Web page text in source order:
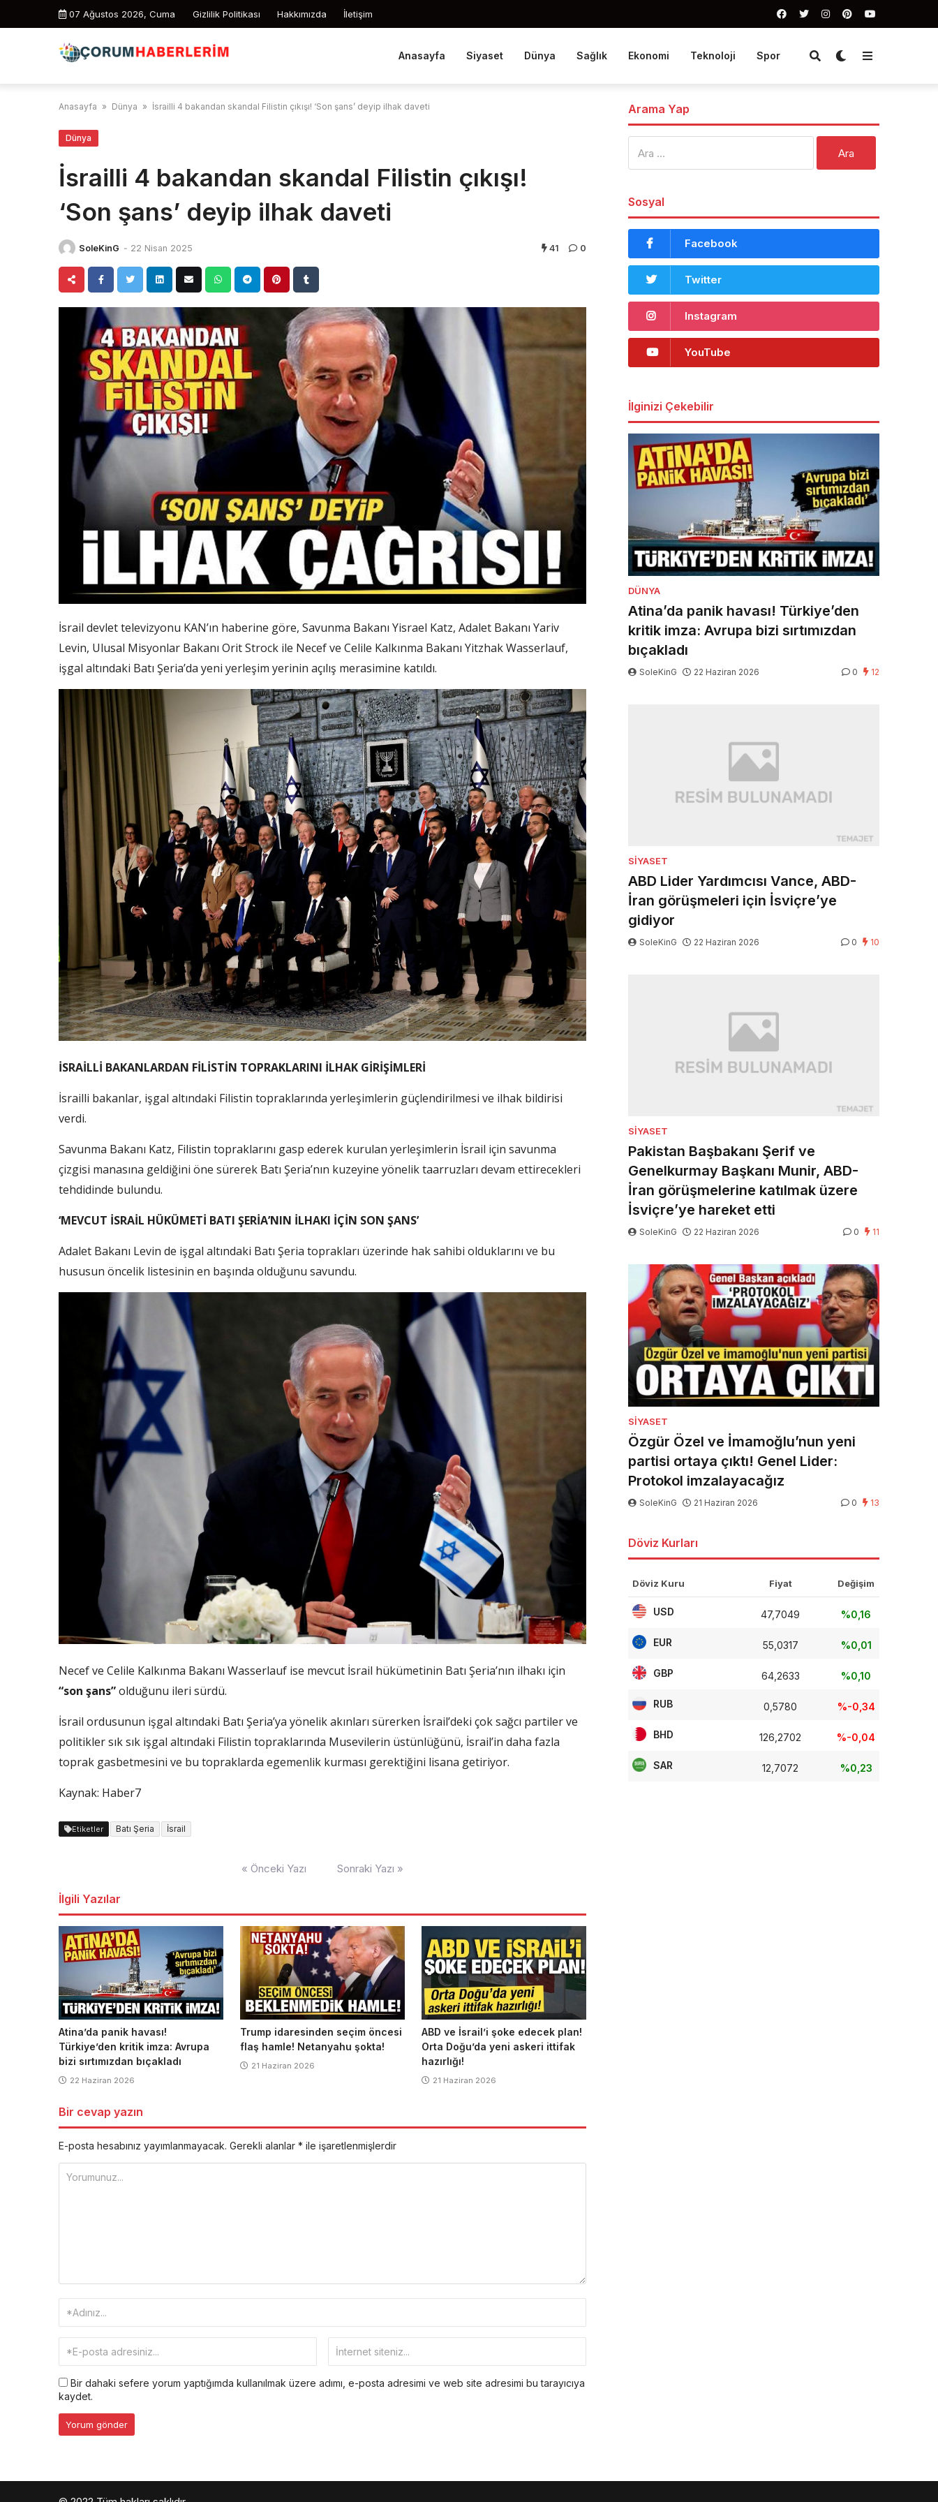
07 Ağustos 2026, Cuma Gizlilik Politikası Hakkımızda İletişim
Anasayfa Siyaset Dünya Sağlık Ekonomi Teknoloji Spor
Anasayfa » Dünya » İsrailli 4 bakandan skandal Filistin çıkışı! ‘Son şans’ deyip ilhak daveti
Dünya
İsrailli 4 bakandan skandal Filistin çıkışı!
‘Son şans’ deyip ilhak daveti
SoleKinG - 22 Nisan 2025 41 0
İsrail devlet televizyonu KAN’ın haberine göre, Savunma Bakanı Yisrael Katz, Adalet Bakanı Yariv
Levin, Ulusal Misyonlar Bakanı Orit Strock ile Necef ve Celile Kalkınma Bakanı Yitzhak Wasserlauf,
işgal altındaki Batı Şeria’da yeni yerleşim yerinin açılış merasimine katıldı.
İSRAİLLİ BAKANLARDAN FİLİSTİN TOPRAKLARINI İLHAK GİRİŞİMLERİ
İsrailli bakanlar, işgal altındaki Filistin topraklarında yerleşimlerin güçlendirilmesi ve ilhak bildirisi
verdi.
Savunma Bakanı Katz, Filistin topraklarını gasp ederek kurulan yerleşimlerin İsrail için savunma
çizgisi manasına geldiğini öne sürerek Batı Şeria’nın kuzeyine yönelik taarruzları devam ettirecekleri
tehdidinde bulundu.
‘MEVCUT İSRAİL HÜKÜMETİ BATI ŞERİA’NIN İLHAKI İÇİN SON ŞANS’
Adalet Bakanı Levin de işgal altındaki Batı Şeria toprakları üzerinde hak sahibi olduklarını ve bu
hususun öncelik listesinin en başında olduğunu savundu.
Necef ve Celile Kalkınma Bakanı Wasserlauf ise mevcut İsrail hükümetinin Batı Şeria’nın ilhakı için
“son şans”olduğunu ileri sürdü.
İsrail ordusunun işgal altındaki Batı Şeria’ya yönelik akınları sürerken İsrail’deki çok sağcı partiler ve
politikler sık sık işgal altındaki Filistin topraklarında Musevilerin üstünlüğünü, İsrail’in daha fazla
toprak gasbetmesini ve bu topraklarda egemenlik kurması gerektiğini lisana getiriyor.
Kaynak: Haber7
Etiketler Batı Şeria İsrail
« Önceki Yazı Sonraki Yazı »
İlgili Yazılar
Atina’da panik havası!
Türkiye’den kritik imza: Avrupa
bizi sırtımızdan bıçakladı
22 Haziran 2026
Trump idaresinden seçim öncesi
flaş hamle! Netanyahu şokta!
21 Haziran 2026
ABD ve İsrail’i şoke edecek plan!
Orta Doğu’da yeni askeri ittifak
hazırlığı!
21 Haziran 2026
Bir cevap yazın
E-posta hesabınız yayımlanmayacak. Gerekli alanlar * ile işaretlenmişlerdir
Bir dahaki sefere yorum yaptığımda kullanılmak üzere adımı, e-posta adresimi ve web site adresimi bu tarayıcıya
kaydet.
Arama Yap
Sosyal
Facebook
Twitter
Instagram
YouTube
İlginizi Çekebilir
DÜNYA
Atina’da panik havası! Türkiye’den
kritik imza: Avrupa bizi sırtımızdan
bıçakladı
SoleKinG 22 Haziran 2026 0 12
SIYASET
ABD Lider Yardımcısı Vance, ABD-
İran görüşmeleri için İsviçre’ye
gidiyor
SoleKinG 22 Haziran 2026 0 10
SIYASET
Pakistan Başbakanı Şerif ve
Genelkurmay Başkanı Munir, ABD-
İran görüşmelerine katılmak üzere
İsviçre’ye hareket etti
SoleKinG 22 Haziran 2026 0 11
SIYASET
Özgür Özel ve İmamoğlu’nun yeni
partisi ortaya çıktı! Genel Lider:
Protokol imzalayacağız
SoleKinG 21 Haziran 2026 0 13
Döviz Kurları
Döviz Kuru Fiyat Değişim
USD 47,7049 %0,16
EUR 55,0317 %0,01
GBP 64,2633 %0,10
RUB 0,5780 %-0,34
BHD 126,2702 %-0,04
SAR 12,7072 %0,23